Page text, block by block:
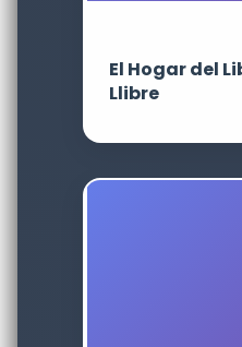
El Hogar del
Llibre